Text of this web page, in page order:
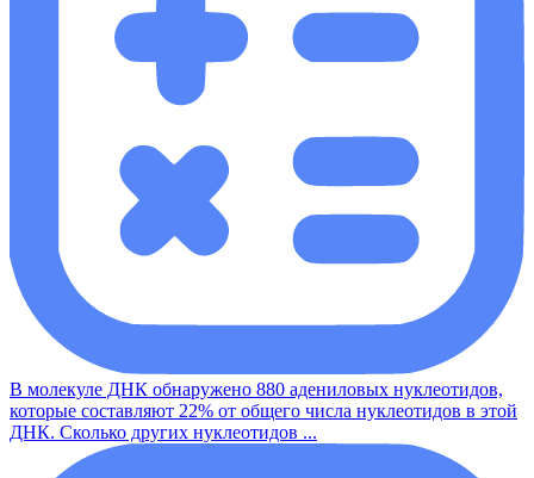
В молекуле ДНК обнаружено 880 адениловых нуклеотидов,
которые составляют 22% от общего числа нуклеотидов в этой
ДНК. Сколько других нуклеотидов ...